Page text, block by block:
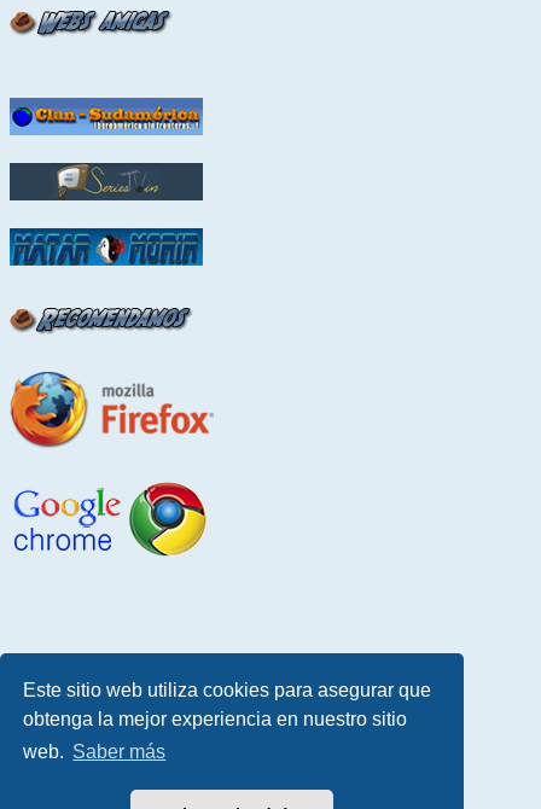
Este sitio web utiliza cookies para asegurar que
obtenga la mejor experiencia en nuestro sitio
web. Saber más